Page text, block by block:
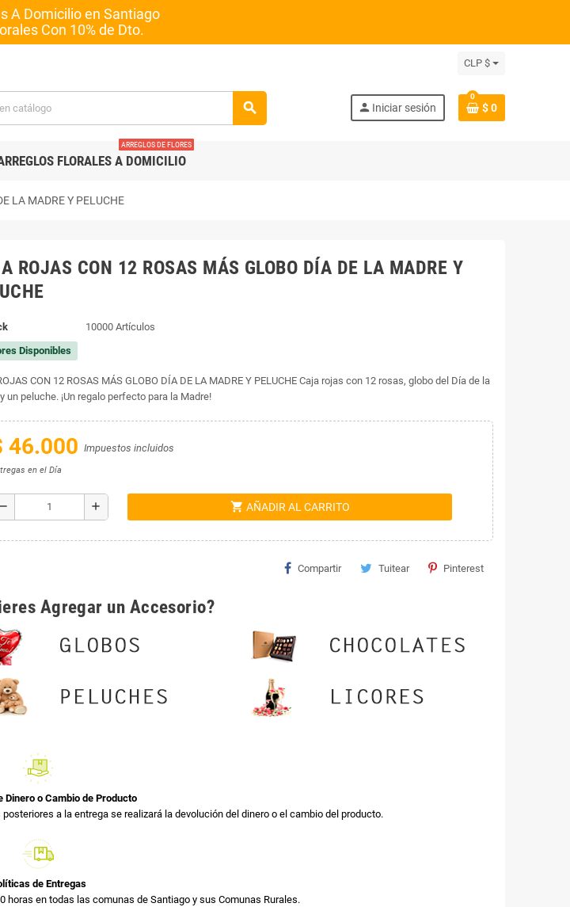
A Domicilio en Santiago
Con 10% de Dto.
CLP $
search person Iniciar sesión
0
$ 0
FLORALES A DOMICILIO
ARREGLOS DE FLORES
LA MADRE Y PELUCHE
ROJAS CON 12 ROSAS MÁS GLOBO DÍA DE LA MADRE Y
10000 Artículos
Disponibles
CON 12 ROSAS MÁS GLOBO DÍA DE LA MADRE Y PELUCHE Caja rojas con 12 rosas, globo del Día de la
un peluche. ¡Un regalo perfecto para la Madre!
46.000 Impuestos incluidos
en el Día
remove add shopping_cart AÑADIR AL CARRITO
Compartir Tuitear Pinterest
Agregar un Accesorio?
Dinero o Cambio de Producto
a la entrega se realizará la devolución del dinero o el cambio del producto.
de Entregas
horas en todas las comunas de Santiago y sus Comunas Rurales.